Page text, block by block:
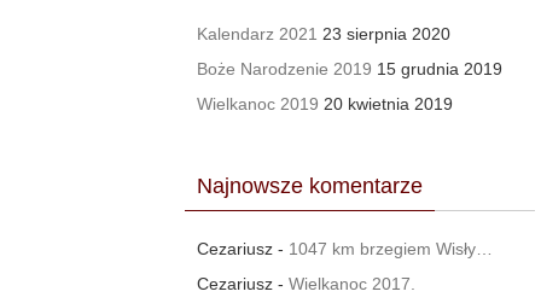
Kalendarz 2021 23 sierpnia 2020
Boże Narodzenie 2019 15 grudnia 2019
Wielkanoc 2019 20 kwietnia 2019
Najnowsze komentarze
Cezariusz - 1047 km brzegiem Wisły…
Cezariusz - Wielkanoc 2017.